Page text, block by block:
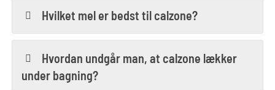
Hvilket mel er bedst til calzone?
Hvordan undgår man, at calzone lækker
under bagning?